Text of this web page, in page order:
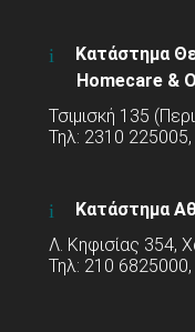
Κατάστημα
Homecare &
Τσιμισκή 135
Τηλ: 2310
Κατάστημα
Λ. Κηφισίας 354,
Τηλ: 210